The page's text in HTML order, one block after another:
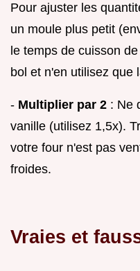
Pour ajuster les
un moule plus petit
le temps de cuisson
bol et n'en utilisez que
- Multiplier par 2 : Ne
vanille (utilisez 1,5x).
votre four n'est pas
froides.
Vraies et